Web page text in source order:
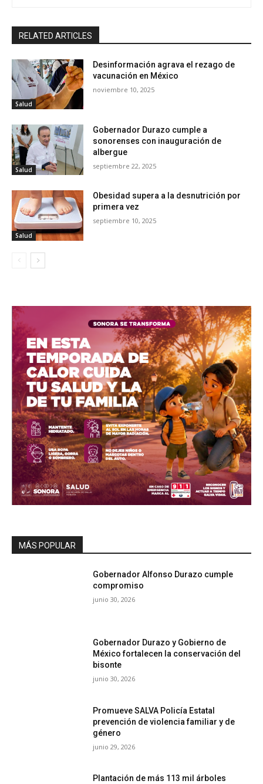
RELATED ARTICLES
Salud
Desinformación agrava el rezago de
vacunación en México
noviembre 10, 2025
Salud
Gobernador Durazo cumple a
sonorenses con inauguración de
albergue
septiembre 22, 2025
Salud
Obesidad supera a la desnutrición por
primera vez
septiembre 10, 2025
MÁS POPULAR
Gobernador Alfonso Durazo cumple
compromiso
junio 30, 2026
Gobernador Durazo y Gobierno de
México fortalecen la conservación del
bisonte
junio 30, 2026
Promueve SALVA Policía Estatal
prevención de violencia familiar y de
género
junio 29, 2026
Plantación de más 113 mil árboles